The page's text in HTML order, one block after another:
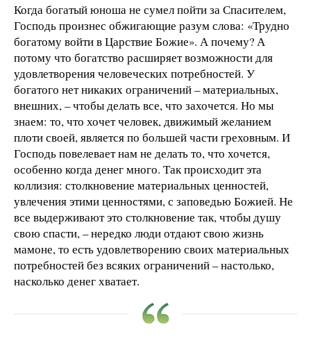
Когда богатый юноша не сумел пойти за Спасителем,
Господь произнес обжигающие разум слова: «Трудно
богатому войти в Царствие Божие». А почему? А
потому что богатство расширяет возможности для
удовлетворения человеческих потребностей. У
богатого нет никаких ограничений – материальных,
внешних, – чтобы делать все, что захочется. Но мы
знаем: то, что хочет человек, движимый желанием
плоти своей, является по большей части греховным. И
Господь повелевает нам не делать то, что хочется,
особенно когда денег много. Так происходит эта
коллизия: столкновение материальных ценностей,
увлечения этими ценностями, с заповедью Божией. Не
все выдерживают это столкновение так, чтобы душу
свою спасти, – нередко люди отдают свою жизнь
мамоне, то есть удовлетворению своих материальных
потребностей без всяких ограничений – настолько,
насколько денег хватает.